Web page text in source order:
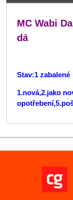
MC Wabi
dá
Stav:1 zabalené
1.nová,2.jako